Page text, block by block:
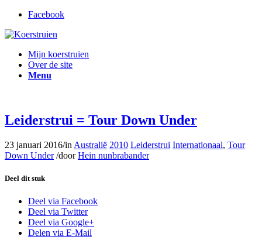
Facebook
Mijn koerstruien
Over de site
Menu
Leiderstrui = Tour Down Under
23 januari 2016/in Australië 2010 Leiderstrui Internationaal, Tour
Down Under /doorHein nunbrabander
Deel dit stuk
Deel via Facebook
Deel via Twitter
Deel via Google+
Delen via E-Mail